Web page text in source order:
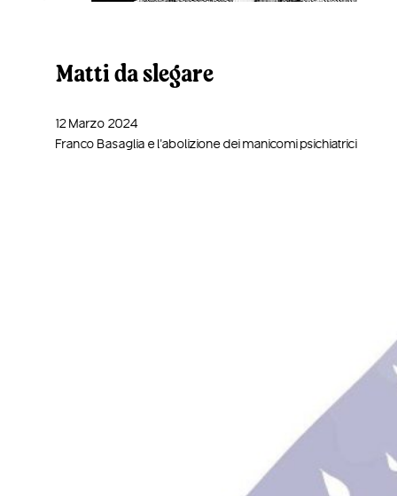
Matti da slegare
12 Marzo 2024
Franco Basaglia e l'abolizione dei manicomi psichiatrici